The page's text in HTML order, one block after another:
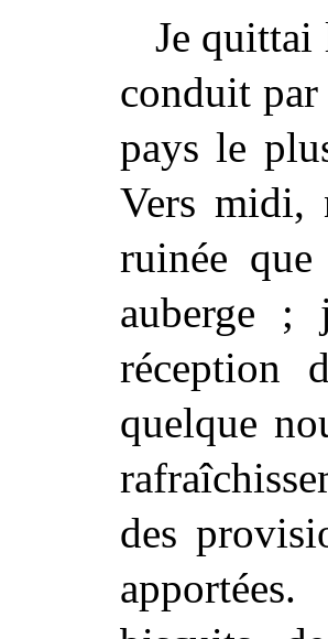
Je quittai
conduit
pays le
Vers midi,
ruinée
auberge ;
réception
quelque
des